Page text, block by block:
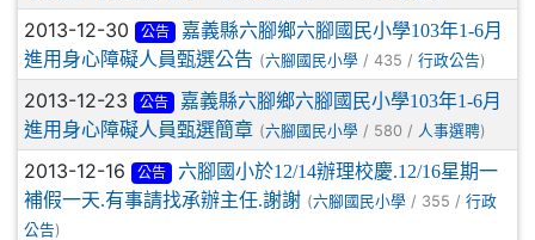
2013-12-30 公告
嘉義縣六腳鄉六腳國民小學103年1-6月
進用身心障礙人員甄選公告 (六腳國民小學 / 435 / 行政公告)
2013-12-23 公告
嘉義縣六腳鄉六腳國民小學103年1-6月
進用身心障礙人員甄選簡章 (六腳國民小學 / 580 / 人事選聘)
2013-12-16 公告
六腳國小於12/14辦理校慶.12/16星期一
補假一天.有事請找承辦主任.謝謝 (六腳國民小學 / 355 / 行政
公告)